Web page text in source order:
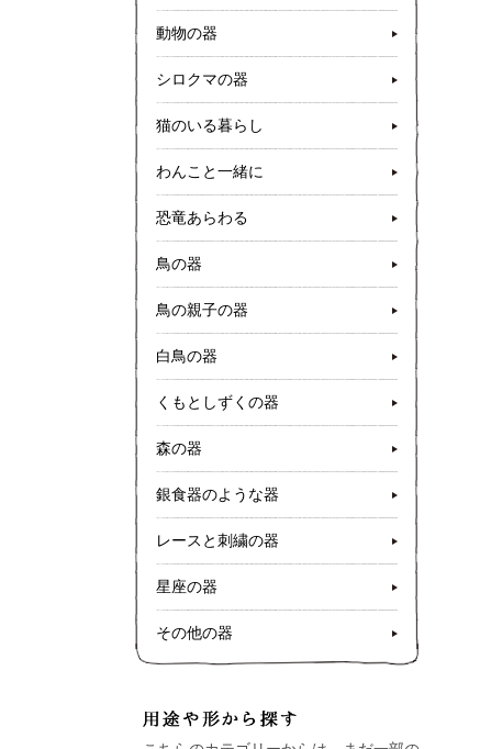
動物の器
シロクマの器
猫のいる暮らし
わんこと一緒に
恐竜あらわる
鳥の器
鳥の親子の器
白鳥の器
くもとしずくの器
森の器
銀食器のような器
レースと刺繍の器
星座の器
その他の器